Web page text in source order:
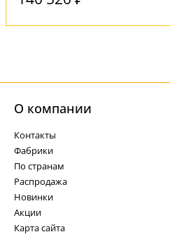
О компании
Контакты
Фабрики
По странам
Распродажа
Новинки
Акции
Карта сайта